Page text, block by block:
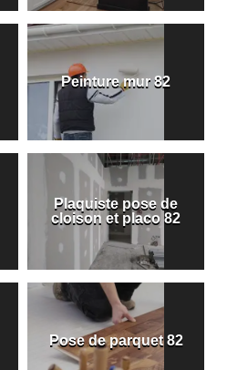
Peinture mur 82
Plaquiste pose de
cloison et placo 82
Pose de parquet 82